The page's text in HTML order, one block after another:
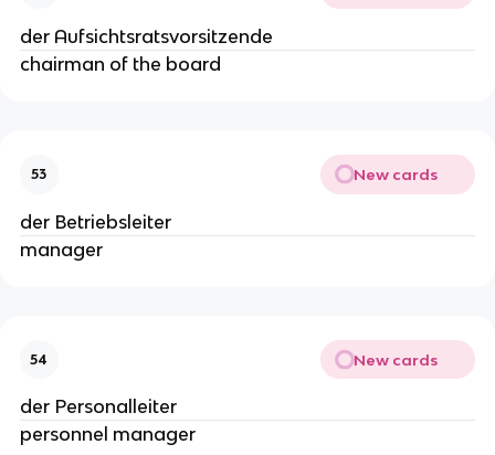
der Aufsichtsratsvorsitzende
chairman of the board
53 New cards
der Betriebsleiter
manager
54 New cards
der Personalleiter
personnel manager